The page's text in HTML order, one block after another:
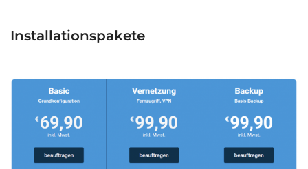
Installationspakete